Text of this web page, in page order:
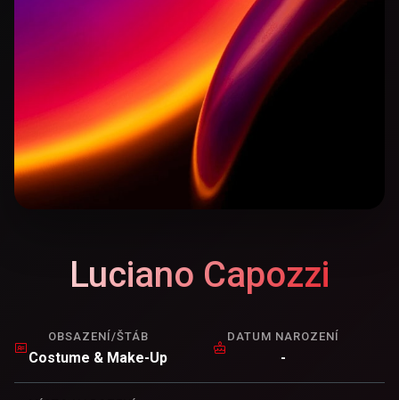
Luciano Capozzi
OBSAZENÍ/ŠTÁB
Costume & Make-Up
DATUM NAROZENÍ
-